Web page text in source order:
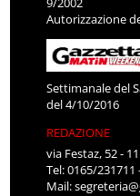
Autorizzazione
Settimanale del
del 4/10/2016
REDAZIONE
via Festaz, 52 -
Tel: 0165/231711
Mail: